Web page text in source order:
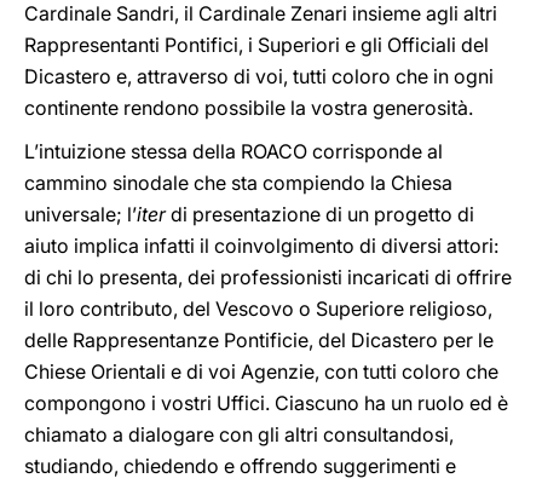
Cardinale Sandri, il Cardinale Zenari insieme agli altri
Rappresentanti Pontifici, i Superiori e gli Officiali del
Dicastero e, attraverso di voi, tutti coloro che in ogni
continente rendono possibile la vostra generosità.
L’intuizione stessa della ROACO corrisponde al
cammino sinodale che sta compiendo la Chiesa
universale; l’iterdi presentazione di un progetto di
aiuto implica infatti il coinvolgimento di diversi attori:
di chi lo presenta, dei professionisti incaricati di offrire
il loro contributo, del Vescovo o Superiore religioso,
delle Rappresentanze Pontificie, del Dicastero per le
Chiese Orientali e di voi Agenzie, con tutti coloro che
compongono i vostri Uffici. Ciascuno ha un ruolo ed è
chiamato a dialogare con gli altri consultandosi,
studiando, chiedendo e offrendo suggerimenti e